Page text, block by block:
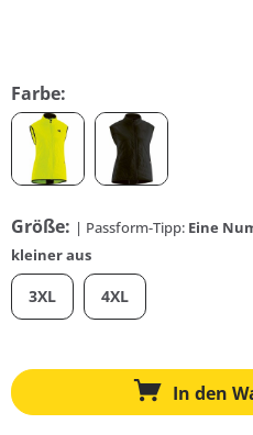
Farbe:
Größe: | Passform-Tipp: Eine
kleiner aus
3XL 4XL
In den